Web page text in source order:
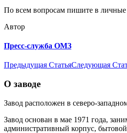
По всем вопросам пишите в личные
Автор
Пресс-служба ОМЗ
Предыдущая СтатьяСледующая
О заводе
Завод расположен в северо-
Завод основан в мае 1971 года,
административный корпус, бытовой